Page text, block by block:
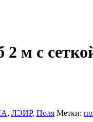
2 м с
, ЛЭИР, Поля Метки: